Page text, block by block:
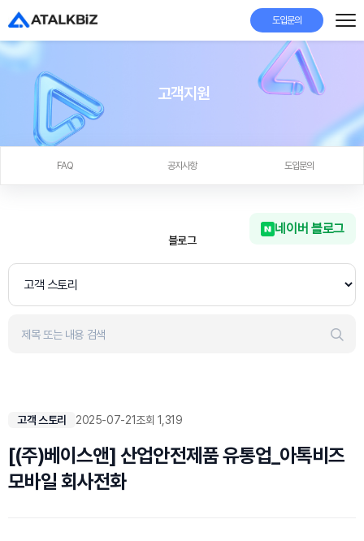
도입문의
고객지원
FAQ 공지사항 도입문의
블로그
네이버 블로그
고객 스토리 2025-07-21조회 1,319
[(주)베이스앤] 산업안전제품 유통업_아톡비즈
모바일 회사전화